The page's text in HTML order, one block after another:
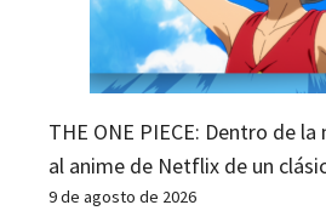
THE ONE PIECE: Dentro de
al anime de Netflix de un
9 de agosto de 2026